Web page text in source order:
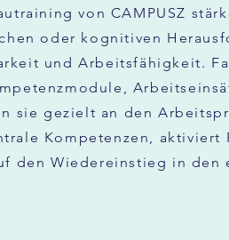
von CAMPUSZ
oder kognitiven
und Arbeitsfähigkeit.
sie gezielt an den
Kompetenzen, aktiviert
den Wiedereinstieg in den